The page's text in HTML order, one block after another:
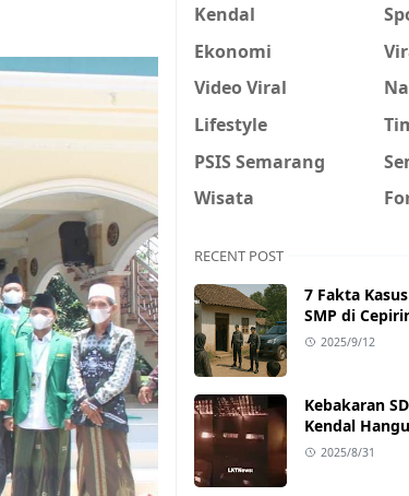
Kendal
Ekonomi
Video Viral
Lifestyle
PSIS Semarang
Wisata
RECENT POST
7 Fakta
SMP di
Berselingkuh:
2025/9/12
Kebakaran
Kendal
dan Toilet
2025/8/31